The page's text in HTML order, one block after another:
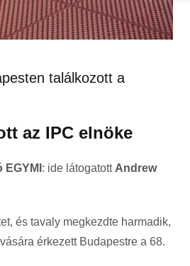
találkozott a
az IPC elnöke
: ide látogatott Andrew
és tavaly megkezdte harmadik,
érkezett Budapestre a 68.